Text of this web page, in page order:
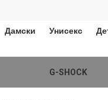
Дамски Унисекс
G-SHOCK